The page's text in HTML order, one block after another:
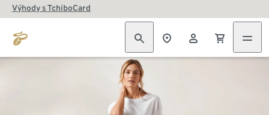
Výhody s TchiboCard